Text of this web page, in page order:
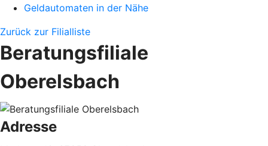
Geldautomaten in der Nähe
Zurück zur Filialliste
Beratungsfiliale
Oberelsbach
Adresse